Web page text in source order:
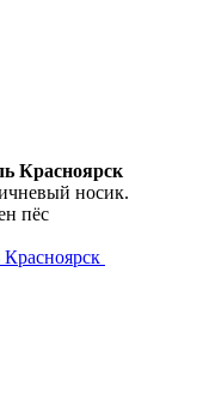
Красноярск
носик.
пёс
Красноярск